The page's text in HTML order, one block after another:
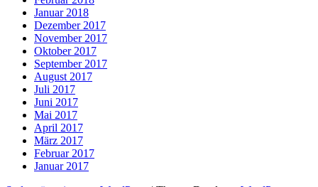
Januar 2018
Dezember 2017
November 2017
Oktober 2017
September 2017
August 2017
Juli 2017
Juni 2017
Mai 2017
April 2017
März 2017
Februar 2017
Januar 2017